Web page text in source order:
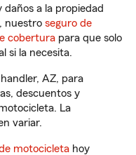
daños a la propiedad
nuestro seguro de
cobertura para que solo
si la necesita.
AZ, para
descuentos y
La
variar.
motocicleta hoy